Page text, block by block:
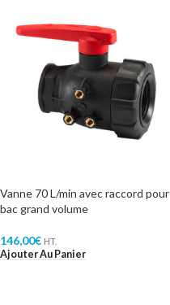
Vanne 70 L/min avec raccord pour
bac grand volume
146,00€ HT.
Ajouter Au Panier